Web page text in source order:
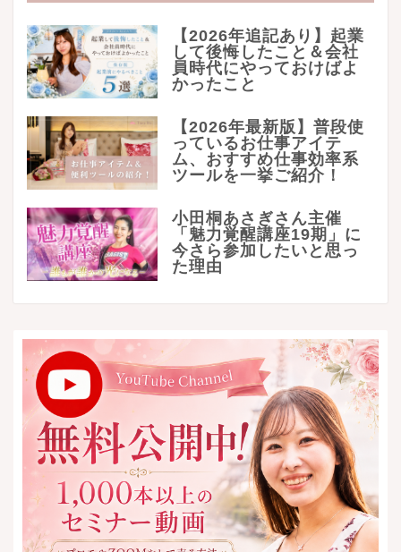
【2026年追記あり】起業
して後悔したこと＆会社
員時代にやっておけばよ
かったこと
【2026年最新版】普段使
っているお仕事アイテ
ム、おすすめ仕事効率系
ツールを一挙ご紹介！
小田桐あさぎさん主催
「魅力覚醒講座19期」に
今さら参加したいと思っ
た理由